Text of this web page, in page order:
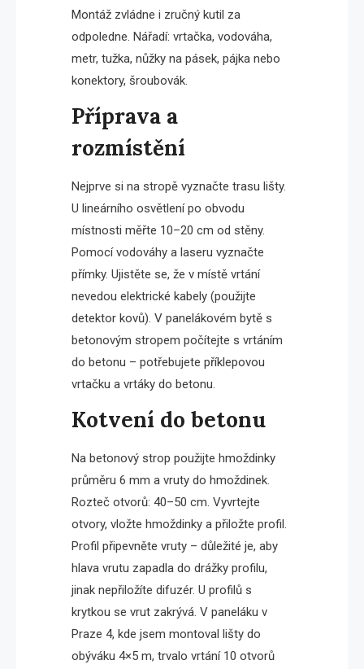
Montáž zvládne i zručný kutil za
odpoledne. Nářadí: vrtačka, vodováha,
metr, tužka, nůžky na pásek, pájka nebo
konektory, šroubovák.
Příprava a
rozmístění
Nejprve si na stropě vyznačte trasu lišty.
U lineárního osvětlení po obvodu
místnosti měřte 10–20 cm od stěny.
Pomocí vodováhy a laseru vyznačte
přímky. Ujistěte se, že v místě vrtání
nevedou elektrické kabely (použijte
detektor kovů). V panelákovém bytě s
betonovým stropem počítejte s vrtáním
do betonu – potřebujete příklepovou
vrtačku a vrtáky do betonu.
Kotvení do betonu
Na betonový strop použijte hmoždinky
průměru 6 mm a vruty do hmoždinek.
Rozteč otvorů: 40–50 cm. Vyvrtejte
otvory, vložte hmoždinky a přiložte profil.
Profil připevněte vruty – důležité je, aby
hlava vrutu zapadla do drážky profilu,
jinak nepřiložíte difuzér. U profilů s
krytkou se vrut zakrývá. V paneláku v
Praze 4, kde jsem montoval lišty do
obýváku 4×5 m, trvalo vrtání 10 otvorů